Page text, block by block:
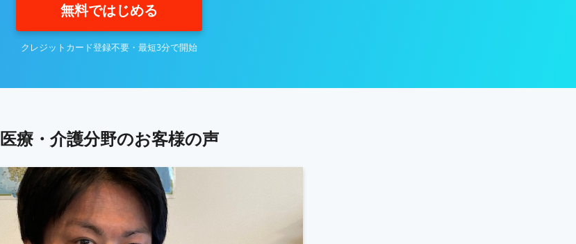
無料ではじめる
クレジットカード登録不要・最短3分で開始
医療・介護分野のお客様の声